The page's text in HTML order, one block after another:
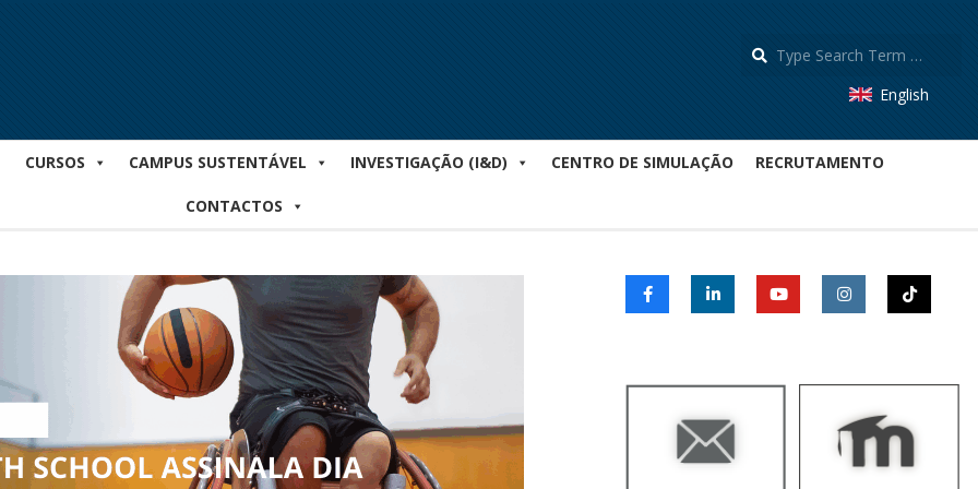
English
CURSOS CAMPUS SUSTENTÁVEL INVESTIGAÇÃO (I&D) CENTRO DE SIMULAÇÃO RECRUTAMENTO
CONTACTOS